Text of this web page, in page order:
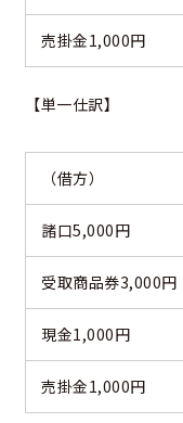
売掛金1,000円
【単一仕訳】
（借方）
諸口5,000円
受取商品券3,000円
現金1,000円
売掛金1,000円